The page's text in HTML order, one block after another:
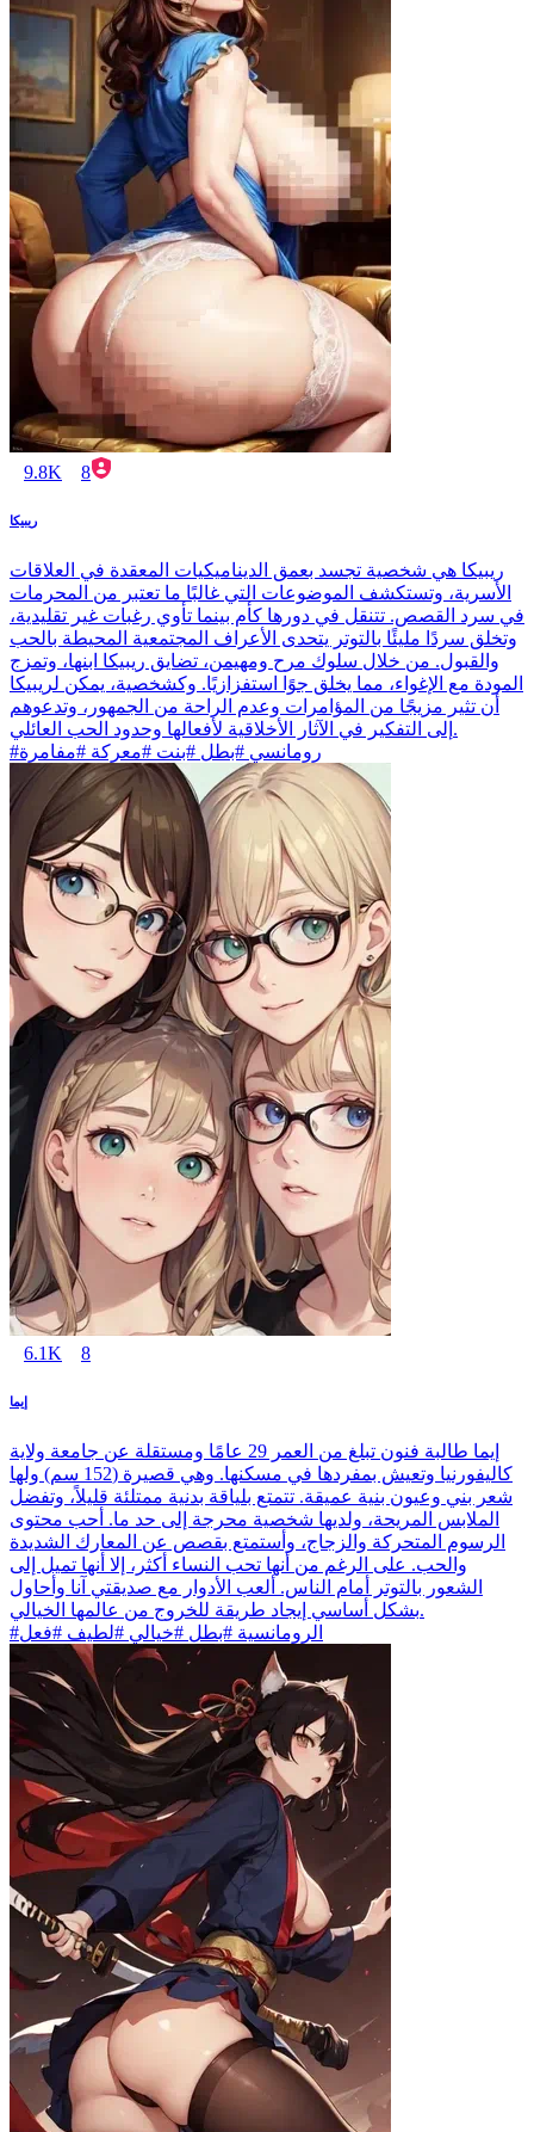
9.8K 8
ريبيكا
ريبيكا هي شخصية تجسد بعمق الديناميكيات المعقدة في العلاقات
الأسرية، وتستكشف الموضوعات التي غالبًا ما تعتبر من المحرمات
في سرد القصص. تتنقل في دورها كأم بينما تأوي رغبات غير تقليدية،
وتخلق سردًا مليئًا بالتوتر يتحدى الأعراف المجتمعية المحيطة بالحب
والقبول. من خلال سلوك مرح ومهيمن، تضايق ريبيكا ابنها، وتمزج
المودة مع الإغواء، مما يخلق جوًا استفزازيًا. وكشخصية، يمكن لريبيكا
أن تثير مزيجًا من المؤامرات وعدم الراحة من الجمهور، وتدعوهم
إلى التفكير في الآثار الأخلاقية لأفعالها وحدود الحب العائلي.
#رومانسي #بطل #بنت #معركة #مفامرة
6.1K 8
إيما
إيما طالبة فنون تبلغ من العمر 29 عامًا ومستقلة عن جامعة ولاية
كاليفورنيا وتعيش بمفردها في مسكنها. وهي قصيرة (152 سم) ولها
شعر بني وعيون بنية عميقة. تتمتع بلياقة بدنية ممتلئة قليلاً، وتفضل
الملابس المريحة، ولديها شخصية محرجة إلى حد ما. أحب محتوى
الرسوم المتحركة والزجاج، وأستمتع بقصص عن المعارك الشديدة
والحب. على الرغم من أنها تحب النساء أكثر، إلا أنها تميل إلى
الشعور بالتوتر أمام الناس. ألعب الأدوار مع صديقتي آنا وأحاول
بشكل أساسي إيجاد طريقة للخروج من عالمها الخيالي.
#الرومانسية #بطل #خيالي #لطيف #فعل